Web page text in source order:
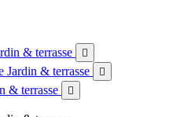
& terrasse 
Jardin & terrasse 
& terrasse 